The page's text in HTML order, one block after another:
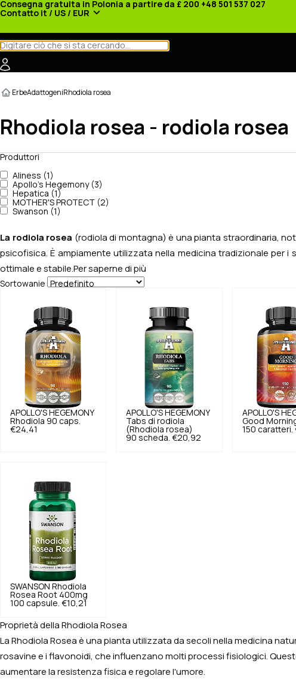
Consegna gratuita in Polonia a partire da £ 200 +48 501 537 027
Contatto it / US / EUR
ErbeAdattogeniRhodiola rosea
Rhodiola rosea - rodiola rosea
Produttori
Aliness (1)
Apollo's Hegemony (3)
Hepatica (1)
MOTHER'S PROTECT (2)
Swanson (1)
La rodiola rosea (rodiola di montagna) è una pianta straordinaria,
psicofisica. È ampiamente utilizzata nella medicina tradizionale per
ottimale e stabile. Per saperne di più
Sortowanie
APOLLO'S HEGEMONY
Rhodiola 90 caps.
€24,41
APOLLO'S HEGEMONY
Tabs di rodiola
(Rhodiola rosea)
90 scheda. €20,92
APOLLO'S
Good
150 caratteri.
SWANSON Rhodiola
Rosea Root 400mg
100 capsule. €10,21
Proprietà della Rhodiola Rosea
La Rhodiola Rosea è una pianta utilizzata da secoli nella medicina
rosavine e i flavonoidi, che influenzano molti processi fisiologici.
aumentare la resistenza fisica e regolare l'umore.